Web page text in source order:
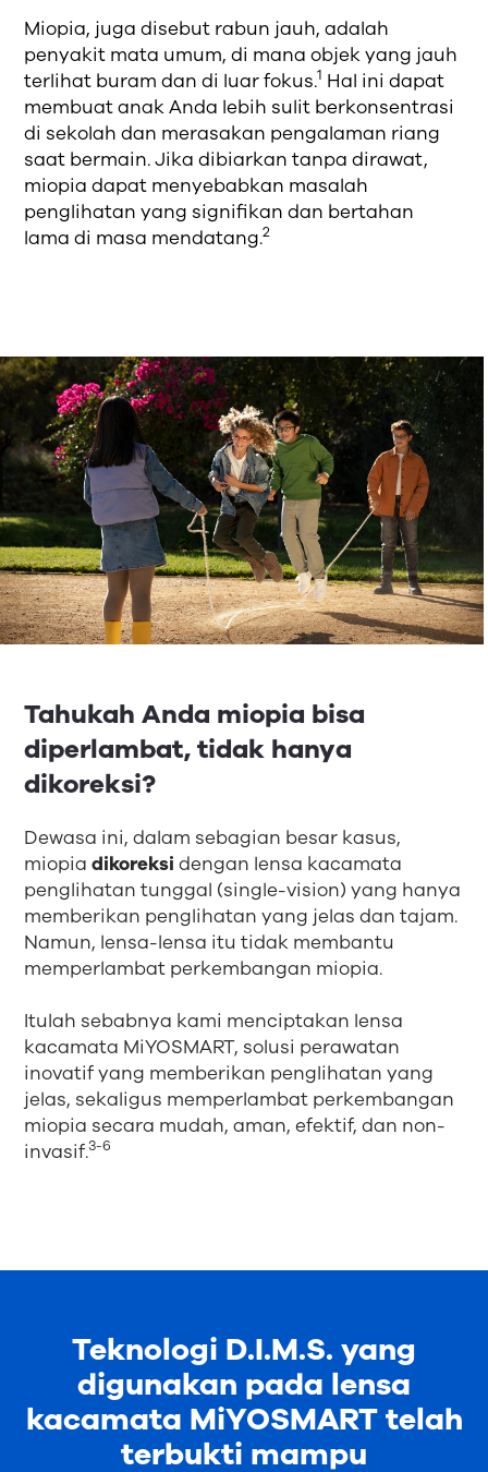
Miopia, juga disebut rabun jauh, adalah
penyakit mata umum, di mana objek yang jauh
terlihat buram dan di luar fokus.1 Hal ini dapat
membuat anak Anda lebih sulit berkonsentrasi
di sekolah dan merasakan pengalaman riang
saat bermain. Jika dibiarkan tanpa dirawat,
miopia dapat menyebabkan masalah
penglihatan yang signifikan dan bertahan
lama di masa mendatang.2
Tahukah Anda miopia bisa
diperlambat, tidak hanya
dikoreksi?
Dewasa ini, dalam sebagian besar kasus,
miopiadikoreksi dengan lensa kacamata
penglihatan tunggal (single-vision) yang hanya
memberikan penglihatan yang jelas dan tajam.
Namun, lensa-lensa itu tidak membantu
memperlambat perkembangan miopia.
Itulah sebabnya kami menciptakan lensa
kacamata MiYOSMART, solusi perawatan
inovatif yang memberikan penglihatan yang
jelas, sekaligus memperlambat perkembangan
miopia secara mudah, aman, efektif, dan non-
invasif.3-6
Teknologi D.I.M.S. yang
digunakan pada lensa
kacamata MiYOSMART telah
terbukti mampu